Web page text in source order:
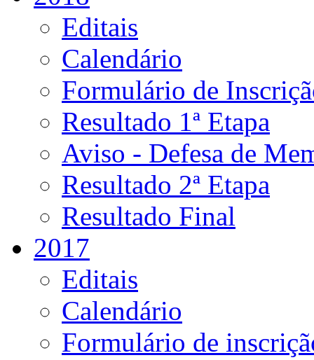
Editais
Calendário
Formulário de
Resultado 1ª Etapa
Aviso - Defesa de
Resultado 2ª Etapa
Resultado Final
2017
Editais
Calendário
Formulário de